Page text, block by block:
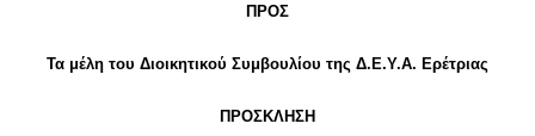
ΠΡΟΣ
Τα μέλη του Διοικητικού Συμβουλίου της Δ.Ε.Υ.Α. Ερέτριας
ΠΡΟΣΚΛΗΣΗ